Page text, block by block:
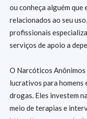
ou conheça alguém
relacionados ao seu
profissionais
serviços de apoio a
O Narcóticos Anônimos
lucrativos para homens
drogas. Eles investem
meio de terapias e